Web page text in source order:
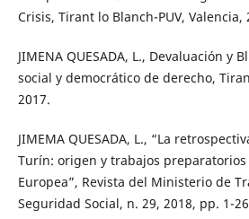
Crisis, Tirant lo Blanch-PUV, Valencia,
JIMENA QUESADA, L., Devaluación y
social y democrático de derecho,
2017.
JIMEMA QUESADA, L., “La
Turín: origen y trabajos preparatorios
Europea”, Revista del Ministerio de
Seguridad Social, n. 29, 2018, pp. 1-